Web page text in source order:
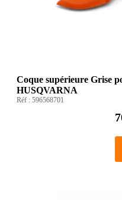
Coque supérieure Grise
HUSQVARNA
Réf : 596568701